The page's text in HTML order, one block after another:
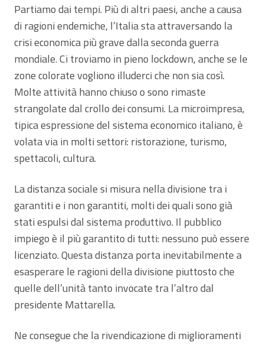
Partiamo dai tempi. Più di altri paesi, anche a causa
di ragioni endemiche, l’Italia sta attraversando la
crisi economica più grave dalla seconda guerra
mondiale. Ci troviamo in pieno lockdown, anche se le
zone colorate vogliono illuderci che non sia così.
Molte attività hanno chiuso o sono rimaste
strangolate dal crollo dei consumi. La microimpresa,
tipica espressione del sistema economico italiano, è
volata via in molti settori: ristorazione, turismo,
spettacoli, cultura.
La distanza sociale si misura nella divisione tra i
garantiti e i non garantiti, molti dei quali sono già
stati espulsi dal sistema produttivo. Il pubblico
impiego è il più garantito di tutti: nessuno può essere
licenziato. Questa distanza porta inevitabilmente a
esasperare le ragioni della divisione piuttosto che
quelle dell’unità tanto invocate tra l’altro dal
presidente Mattarella.
Ne consegue che la rivendicazione di miglioramenti